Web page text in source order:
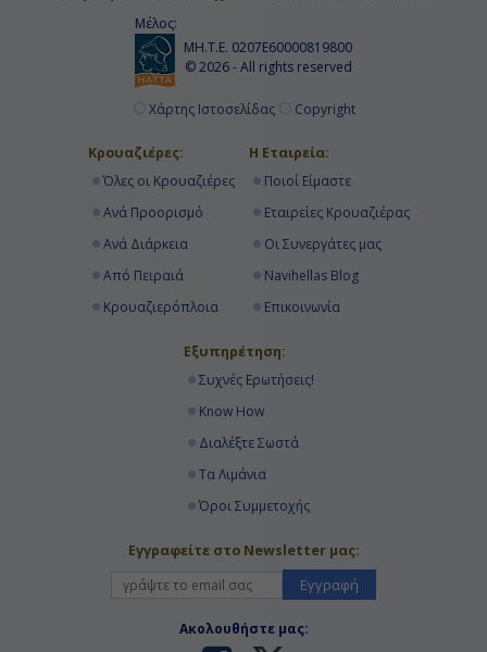
Μέλος:
ΜΗ.Τ.Ε. 0207Ε60000819800
© 2026 - All rights reserved
Χάρτης Ιστοσελίδας Copyright
Κρουαζιέρες:
Όλες οι Κρουαζιέρες
Ανά Προορισμό
Ανά Διάρκεια
Από Πειραιά
Κρουαζιερόπλοια
Η Εταιρεία:
Ποιοί Είμαστε
Εταιρείες Κρουαζιέρας
Οι Συνεργάτες μας
Navihellas Blog
Επικοινωνία
Εξυπηρέτηση:
Συχνές Ερωτήσεις!
Know How
Διαλέξτε Σωστά
Τα Λιμάνια
Όροι Συμμετοχής
Εγγραφείτε στο Newsletter μας:
Εγγραφή
Ακολουθήστε μας: